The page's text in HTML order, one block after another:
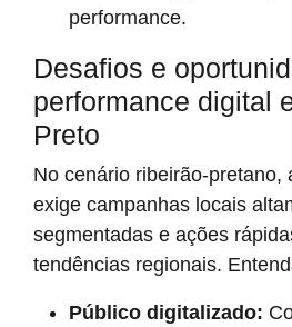
performance.
Desafios e
performance digital
Preto
No cenário ribeirão-pretano,
exige campanhas locais
segmentadas e ações
tendências regionais.
Público digitalizado: